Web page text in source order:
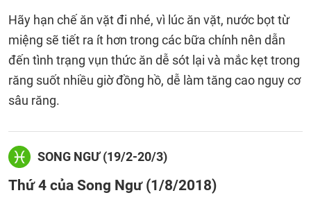
Hãy hạn chế ăn vặt đi nhé, vì lúc ăn vặt, nước bọt từ
miệng sẽ tiết ra ít hơn trong các bữa chính nên dẫn
đến tình trạng vụn thức ăn dễ sót lại và mắc kẹt trong
răng suốt nhiều giờ đồng hồ, dễ làm tăng cao nguy cơ
sâu răng.
SONG NGƯ (19/2-20/3)
Thứ 4 của Song Ngư (1/8/2018)